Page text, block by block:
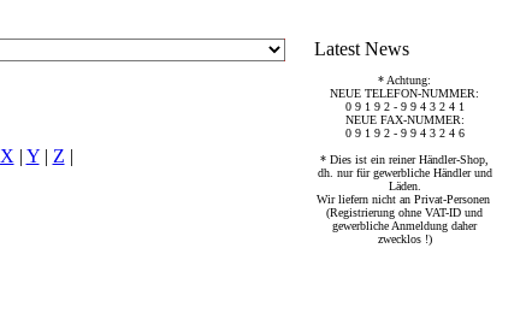
X | Y| Z |
Latest News
* Achtung:
NEUE TELEFON-NUMMER:
0 9 1 9 2 - 9 9 4 3 2 4 1
NEUE FAX-NUMMER:
0 9 1 9 2 - 9 9 4 3 2 4 6
* Dies ist ein reiner Händler-Shop,
dh. nur für gewerbliche Händler und
Läden.
Wir liefern nicht an Privat-Personen
(Registrierung ohne VAT-ID und
gewerbliche Anmeldung daher
zwecklos !)